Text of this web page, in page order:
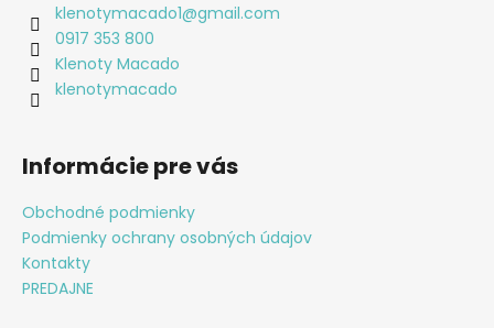
klenotymacado1@gmail.com
0917 353 800
Klenoty Macado
klenotymacado
Informácie pre vás
Obchodné podmienky
Podmienky ochrany osobných údajov
Kontakty
PREDAJNE